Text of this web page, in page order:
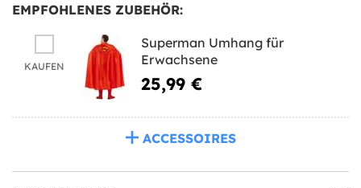
EMPFOHLENES ZUBEHÖR:
KAUFEN
Superman Umhang für
Erwachsene
25,99 €
ACCESSOIRES